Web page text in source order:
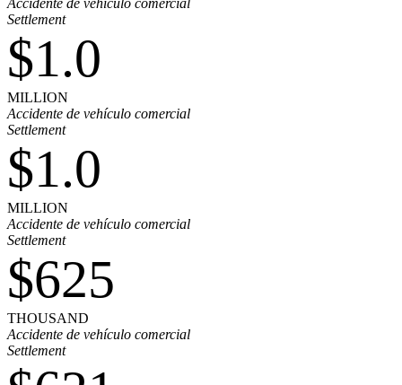
Accidente de vehículo comercial
Settlement
$1.0
MILLION
Accidente de vehículo comercial
Settlement
$1.0
MILLION
Accidente de vehículo comercial
Settlement
$625
THOUSAND
Accidente de vehículo comercial
Settlement